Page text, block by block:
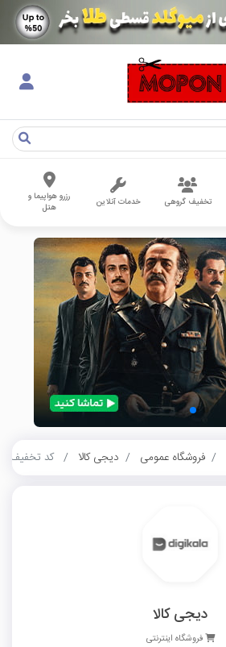
تخفیف گروهی خدمات آنلاین
رزرو هواپیما و
هتل
فروشگاه عمومی دیجی کالا کد تخفیف 35 هزار تومانی دیجی کالا در شگفت یازدهم
دیجی کالا
فروشگاه اینترنتی